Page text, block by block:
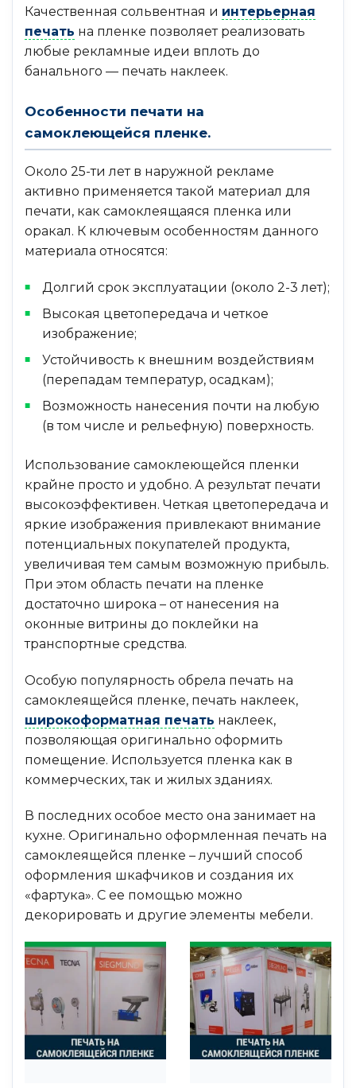
Качественная сольвентная и интерьерная
печать на пленке позволяет реализовать
любые рекламные идеи вплоть до
банального — печать наклеек.
Особенности печати на
самоклеющейся пленке.
Около 25-ти лет в наружной рекламе
активно применяется такой материал для
печати, как самоклеящаяся пленка или
оракал. К ключевым особенностям данного
материала относятся:
Долгий срок эксплуатации (около 2-3 лет);
Высокая цветопередача и четкое
изображение;
Устойчивость к внешним воздействиям
(перепадам температур, осадкам);
Возможность нанесения почти на любую
(в том числе и рельефную) поверхность.
Использование самоклеющейся пленки
крайне просто и удобно. А результат печати
высокоэффективен. Четкая цветопередача и
яркие изображения привлекают внимание
потенциальных покупателей продукта,
увеличивая тем самым возможную прибыль.
При этом область печати на пленке
достаточно широка – от нанесения на
оконные витрины до поклейки на
транспортные средства.
Особую популярность обрела печать на
самоклеящейся пленке, печать наклеек,
широкоформатная печать наклеек,
позволяющая оригинально оформить
помещение. Используется пленка как в
коммерческих, так и жилых зданиях.
В последних особое место она занимает на
кухне. Оригинально оформленная печать на
самоклеящейся пленке – лучший способ
оформления шкафчиков и создания их
«фартука». С ее помощью можно
декорировать и другие элементы мебели.